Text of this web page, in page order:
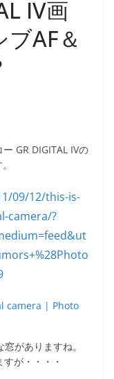
IV画
AF＆
GR DIGITAL IVの
camera | Photo
がありますね。
が・・・・